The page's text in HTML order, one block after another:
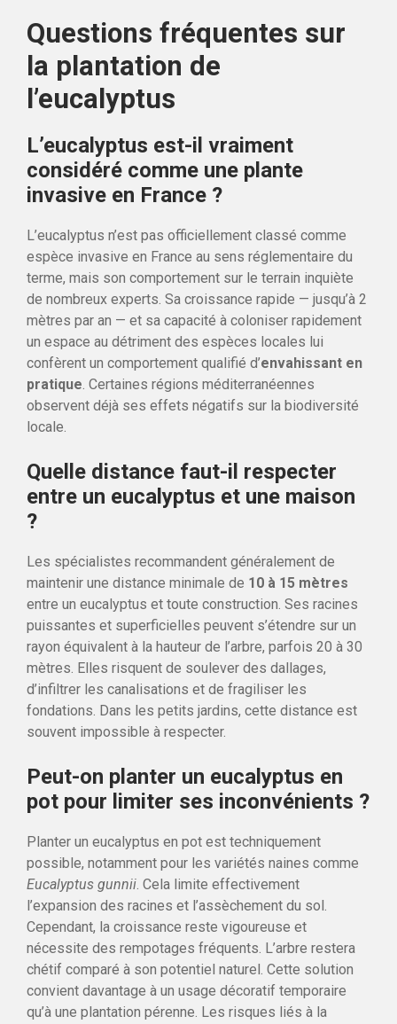
Questions fréquentes sur
la plantation de
l’eucalyptus
L’eucalyptus est-il vraiment
considéré comme une plante
invasive en France ?
L’eucalyptus n’est pas officiellement classé comme
espèce invasive en France au sens réglementaire du
terme, mais son comportement sur le terrain inquiète
de nombreux experts. Sa croissance rapide — jusqu’à 2
mètres par an — et sa capacité à coloniser rapidement
un espace au détriment des espèces locales lui
confèrent un comportement qualifié d’envahissant en
pratique. Certaines régions méditerranéennes
observent déjà ses effets négatifs sur la biodiversité
locale.
Quelle distance faut-il respecter
entre un eucalyptus et une maison
?
Les spécialistes recommandent généralement de
maintenir une distance minimale de 10 à 15 mètres
entre un eucalyptus et toute construction. Ses racines
puissantes et superficielles peuvent s’étendre sur un
rayon équivalent à la hauteur de l’arbre, parfois 20 à 30
mètres. Elles risquent de soulever des dallages,
d’infiltrer les canalisations et de fragiliser les
fondations. Dans les petits jardins, cette distance est
souvent impossible à respecter.
Peut-on planter un eucalyptus en
pot pour limiter ses inconvénients ?
Planter un eucalyptus en pot est techniquement
possible, notamment pour les variétés naines comme
Eucalyptus gunnii. Cela limite effectivement
l’expansion des racines et l’assèchement du sol.
Cependant, la croissance reste vigoureuse et
nécessite des rempotages fréquents. L’arbre restera
chétif comparé à son potentiel naturel. Cette solution
convient davantage à un usage décoratif temporaire
qu’à une plantation pérenne. Les risques liés à la